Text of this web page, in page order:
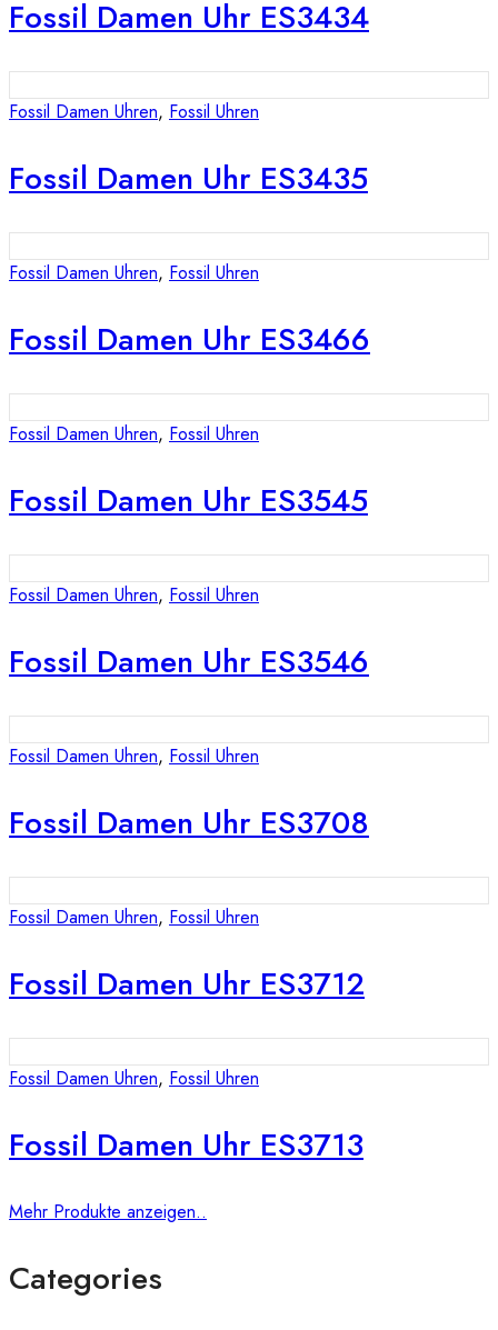
Fossil Damen Uhr ES3434
Fossil Damen Uhren, Fossil Uhren
Fossil Damen Uhr ES3435
Fossil Damen Uhren, Fossil Uhren
Fossil Damen Uhr ES3466
Fossil Damen Uhren, Fossil Uhren
Fossil Damen Uhr ES3545
Fossil Damen Uhren, Fossil Uhren
Fossil Damen Uhr ES3546
Fossil Damen Uhren, Fossil Uhren
Fossil Damen Uhr ES3708
Fossil Damen Uhren, Fossil Uhren
Fossil Damen Uhr ES3712
Fossil Damen Uhren, Fossil Uhren
Fossil Damen Uhr ES3713
Mehr Produkte anzeigen..
Categories